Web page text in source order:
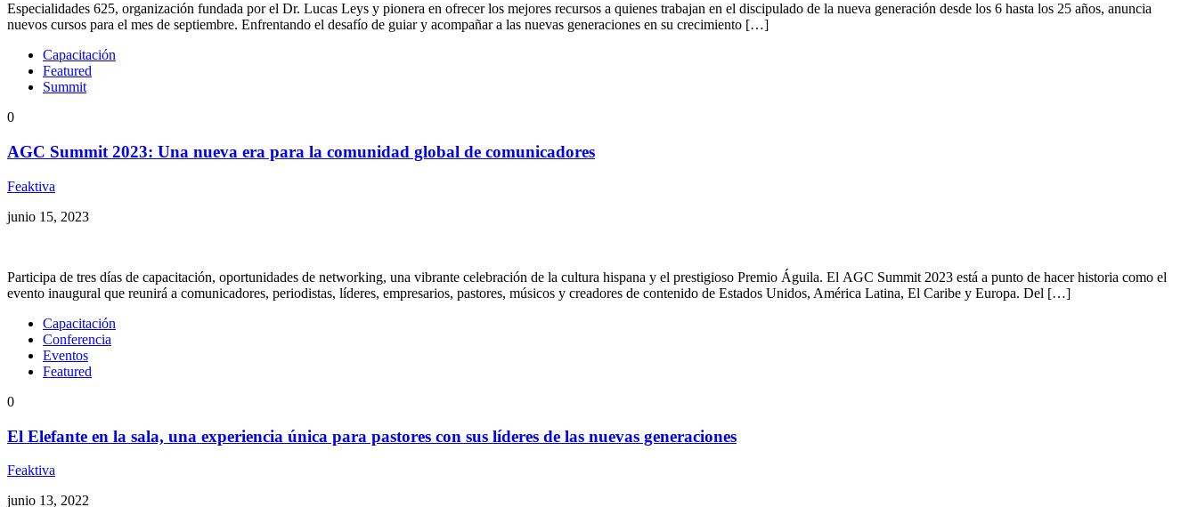
Especialidades 625, organización fundada por el Dr. Lucas Leys y pionera en ofrecer los mejores recursos a quienes trabajan en el discipulado de la nueva generación desde los 6 hasta los 25 años, anuncia
nuevos cursos para el mes de septiembre. Enfrentando el desafío de guiar y acompañar a las nuevas generaciones en su crecimiento […]
Capacitación
Featured
Summit
0
AGC Summit 2023: Una nueva era para la comunidad global de comunicadores
Feaktiva
junio 15, 2023
Participa de tres días de capacitación, oportunidades de networking, una vibrante celebración de la cultura hispana y el prestigioso Premio Águila. El AGC Summit 2023 está a punto de hacer historia como el
evento inaugural que reunirá a comunicadores, periodistas, líderes, empresarios, pastores, músicos y creadores de contenido de Estados Unidos, América Latina, El Caribe y Europa. Del […]
Capacitación
Conferencia
Eventos
Featured
0
El Elefante en la sala, una experiencia única para pastores con sus líderes de las nuevas generaciones
Feaktiva
junio 13, 2022